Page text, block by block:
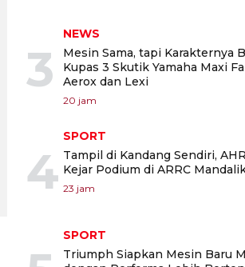
3
NEWS
Mesin Sama, tapi Karakternya
Kupas 3 Skutik Yamaha Maxi
Aerox dan Lexi
20 jam
4
SPORT
Tampil di Kandang Sendiri,
Kejar Podium di ARRC
23 jam
SPORT
Triumph Siapkan Mesin Baru